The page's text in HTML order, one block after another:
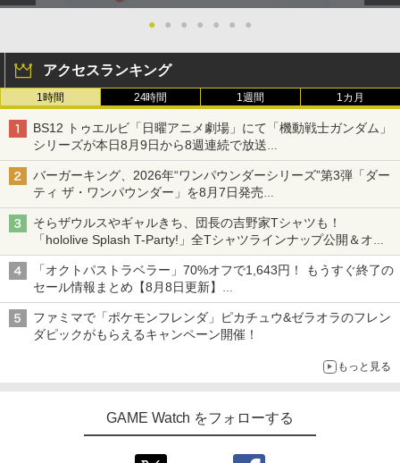
● ● ● ● ● ● ●
アクセスランキング
1時間 24時間 1週間 1カ月
BS12 トゥエルビ「日曜アニメ劇場」にて「機動戦士ガンダム」
シリーズが本日8月9日から8週連続で放送
初回は「機動戦士ガンダム【HDリマスター版】」
バーガーキング、2026年“ワンパウンダーシリーズ”第3弾「ダー
ティ ザ・ワンパウンダー」を8月7日発売
「特製ガーリックマヨソース」を使用した超大型チーズバーガー
そらザウルスやギャルきち、団長の吉野家Tシャツも！
「hololive Splash T-Party!」全Tシャツラインナップ公開＆オン
ライン販売開始
「オクトパストラベラー」70%オフで1,643円！ もうすぐ終了の
セール情報まとめ【8月8日更新】
ニンテンドーeショップでは「大神 絶景版」が67%オフで990円
ファミマで「ポケモンフレンダ」ピカチュウ&ゼラオラのフレン
ダピックがもらえるキャンペーン開催！
もっと見る
GAME Watch をフォローする